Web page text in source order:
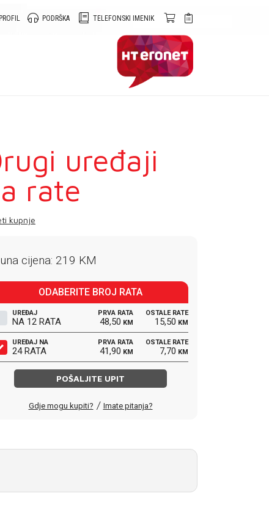
TELEFONSKI IMENIK
PODRŠKA
uređaji
rate
kupnje
cijena: 219 KM
ODABERITE BROJ RATA
UREĐAJ
NA 12 RATA
PRVA RATA
48,50 KM
OSTALE RATE
15,50 KM
UREĐAJ NA
24 RATA
PRVA RATA
41,90 KM
OSTALE RATE
7,70 KM
POŠALJITE UPIT
Gdje mogu kupiti? / Imate pitanja?